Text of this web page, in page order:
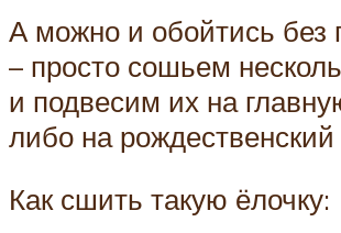
А можно и обойтись без
– просто сошьем
и подвесим их на
либо на рождественский
Как сшить такую ёлочку: